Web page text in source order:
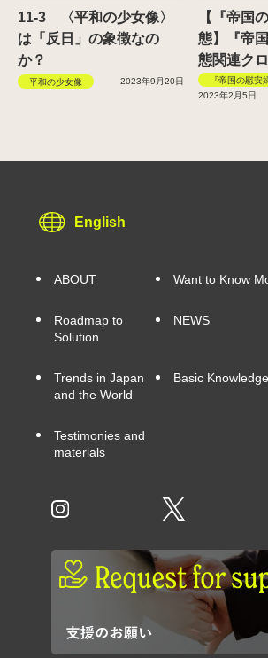
11-3 〈平和の少女像〉
は「反日」の象徴なの
か？
平和の少女像 2023年9月20日
【『帝国
態】『帝
態関連ク
『帝国の慰安
2023年2月5日
English
ABOUT Want to Know
Roadmap to
Solution
NEWS
Trends in Japan
and the World
Basic Knowledge
Testimonies and
materials